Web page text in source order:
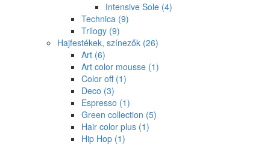
Intensive Sole (4)
Technica (9)
Trilogy (9)
Hajfestékek, színezők (26)
Art (6)
Art color mousse (1)
Color off (1)
Deco (3)
Espresso (1)
Green collection (5)
Hair color plus (1)
Hip Hop (1)